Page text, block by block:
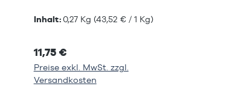
Inhalt:0,27 Kg (43,52 € / 1 Kg)
11,75 €
Preise exkl. MwSt. zzgl.
Versandkosten